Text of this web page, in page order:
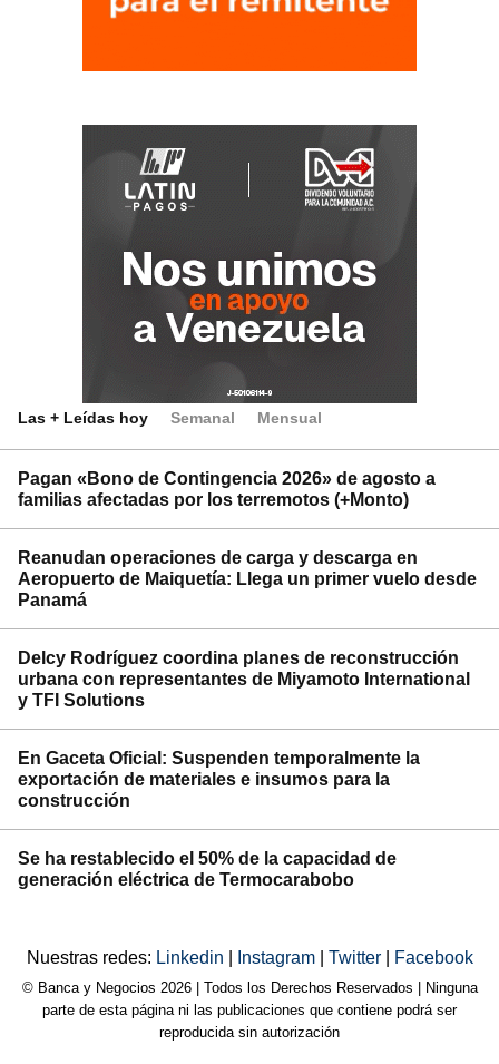
Las + Leídas hoy Semanal Mensual
Pagan «Bono de Contingencia 2026» de agosto a
familias afectadas por los terremotos (+Monto)
Reanudan operaciones de carga y descarga en
Aeropuerto de Maiquetía: Llega un primer vuelo desde
Panamá
Delcy Rodríguez coordina planes de reconstrucción
urbana con representantes de Miyamoto International
y TFI Solutions
En Gaceta Oficial: Suspenden temporalmente la
exportación de materiales e insumos para la
construcción
Se ha restablecido el 50% de la capacidad de
generación eléctrica de Termocarabobo
Nuestras redes: Linkedin Instagram Twitter Facebook
© Banca y Negocios 2026 | Todos los Derechos Reservados | Ninguna
parte de esta página ni las publicaciones que contiene podrá ser
reproducida sin autorización